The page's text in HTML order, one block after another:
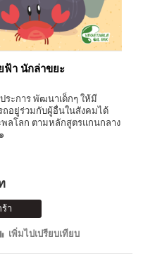
ฟ้า นักล่าขยะ
ะการ พัฒนาเด็กๆ ให้มี
อยู่ร่วมกับผู้อื่นในสังคมได้
ลโลก ตามหลักสูตรแกนกลาง
า
เพิ่มไปเปรียบเทียบ